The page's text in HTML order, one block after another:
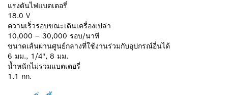
แรงดันไฟแบตเตอรี่
18.0 V
ความเร็วรอบขณะเดินเครื่องเปล่า
10,000 – 30,000 รอบ/นาที
ขนาดเส้นผ่านศูนย์กลางที่ใช้งานร่วมกับอุปกรณ์อื่นได้
6 มม., 1/4'', 8 มม.
น้ำหนักไม่รวมแบตเตอรี่
1.1 กก.